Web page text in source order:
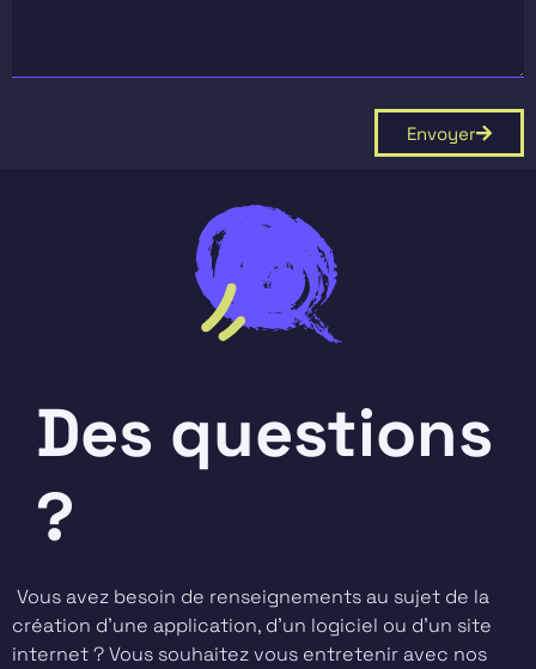
Envoyer
Des questions
?
Vous avez besoin de renseignements au sujet de la
création d’une application, d’un logiciel ou d’un site
internet ? Vous souhaitez vous entretenir avec nos